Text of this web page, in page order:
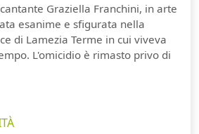
Graziella Franchini, in arte
esanime e sfigurata nella
di Lamezia Terme in cui viveva
L'omicidio è rimasto privo di